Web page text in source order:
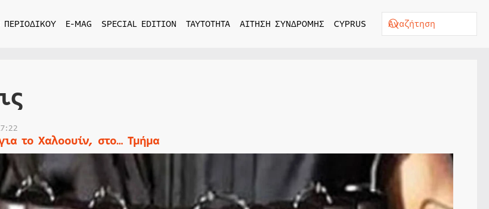
ΠΕΡΙΟΔΙΚΟΥ E-MAG SPECIAL EDITION ΤΑΥΤΟΤΗΤΑ ΑΙΤΗΣΗ ΣΥΝΔΡΟΜΗΣ CYPRUS
το Χαλοουίν, στο… Τμήμα